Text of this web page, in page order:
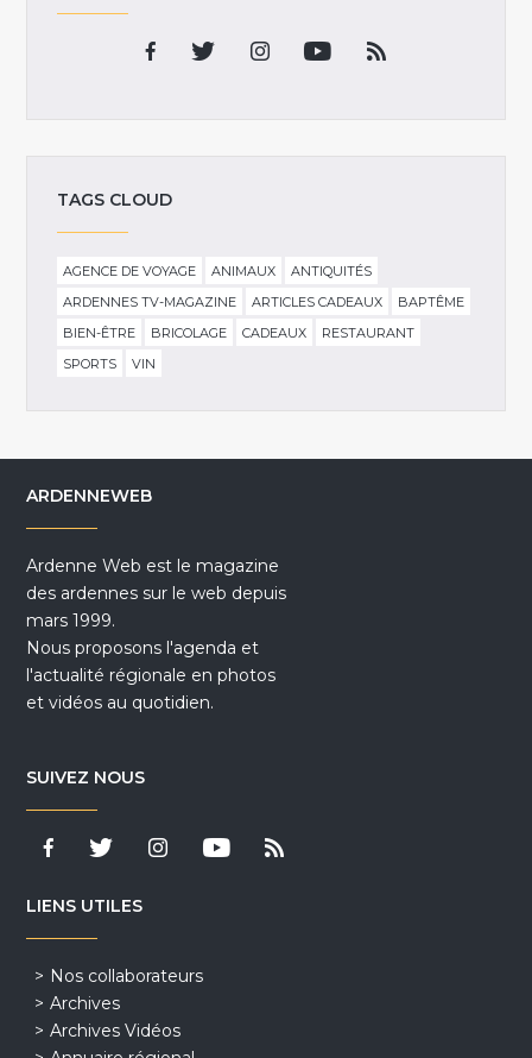
TAGS CLOUD
AGENCE DE VOYAGE ANIMAUX
ANTIQUITÉS
ARDENNES TV-MAGAZINE
ARTICLES CADEAUX
BAPTÊME
BIEN-ÊTRE
BRICOLAGE CADEAUX
RESTAURANT
SPORTS
VIN
ARDENNEWEB
Ardenne Web est le magazine
des ardennes sur le web depuis
mars 1999.
Nous proposons l'agenda et
l'actualité régionale en photos
et vidéos au quotidien.
SUIVEZ NOUS
LIENS UTILES
Nos collaborateurs
Archives
Archives Vidéos